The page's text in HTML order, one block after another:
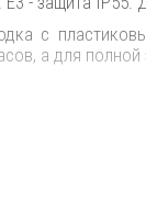
с
а для